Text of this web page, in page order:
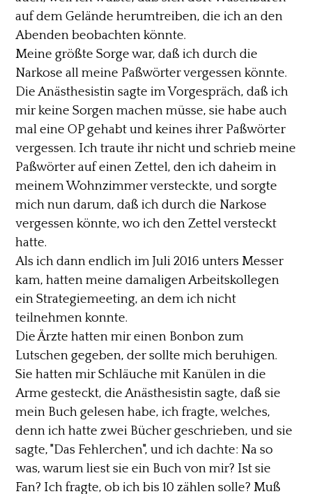
auf dem Gelände herumtreiben, die ich an den
Abenden beobachten könnte.
Meine größte Sorge war, daß ich durch die
Narkose all meine Paßwörter vergessen könnte.
Die Anästhesistin sagte im Vorgespräch, daß ich
mir keine Sorgen machen müsse, sie habe auch
mal eine OP gehabt und keines ihrer Paßwörter
vergessen. Ich traute ihr nicht und schrieb meine
Paßwörter auf einen Zettel, den ich daheim in
meinem Wohnzimmer versteckte, und sorgte
mich nun darum, daß ich durch die Narkose
vergessen könnte, wo ich den Zettel versteckt
hatte.
Als ich dann endlich im Juli 2016 unters Messer
kam, hatten meine damaligen Arbeitskollegen
ein Strategiemeeting, an dem ich nicht
teilnehmen konnte.
Die Ärzte hatten mir einen Bonbon zum
Lutschen gegeben, der sollte mich beruhigen.
Sie hatten mir Schläuche mit Kanülen in die
Arme gesteckt, die Anästhesistin sagte, daß sie
mein Buch gelesen habe, ich fragte, welches,
denn ich hatte zwei Bücher geschrieben, und sie
sagte, "Das Fehlerchen", und ich dachte: Na so
was, warum liest sie ein Buch von mir? Ist sie
Fan? Ich fragte, ob ich bis 10 zählen solle? Muß